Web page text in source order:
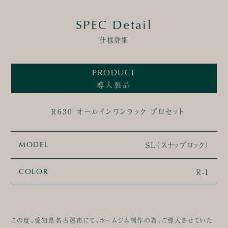
SPEC Detail
仕様詳細
PRODUCT
導入製品
R630 オールインワンラック プロセット
MODEL SL（スナップロック）
COLOR R-1
この度、愛知県名古屋市にて、ホームジム制作の為、ご導入させていた